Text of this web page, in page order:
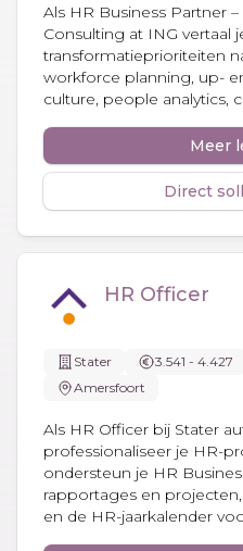
Als HR Business Partner
Consulting at ING vertaal
transformatieprioriteiten
workforce planning, up-
culture, people analytics,
Meer
Direct
HR Officer
Stater 3.541 - 4.427
Amersfoort
Als HR Officer bij Stater
professionaliseer je HR-
ondersteun je HR
rapportages en
en de HR-jaarkalender